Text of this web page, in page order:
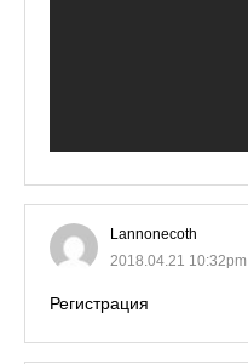
Lannonecoth
2018.04.21 10:32pm
Регистрация